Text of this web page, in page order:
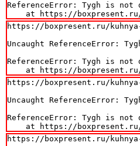
ReferenceError: Tygh is not
at https://
https://boxpresent.ru/
Uncaught ReferenceError:
ReferenceError: Tygh is not
at https://
https://boxpresent.ru/
Uncaught ReferenceError:
ReferenceError: Tygh is not
at https://
https://boxpresent.ru/